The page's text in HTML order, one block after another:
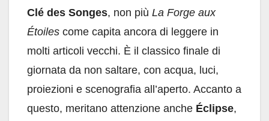
Clé des Songes, non più La Forge aux
Étoiles come capita ancora di leggere in
molti articoli vecchi. È il classico finale di
giornata da non saltare, con acqua, luci,
proiezioni e scenografia all’aperto. Accanto a
questo, meritano attenzione anche Éclipse,